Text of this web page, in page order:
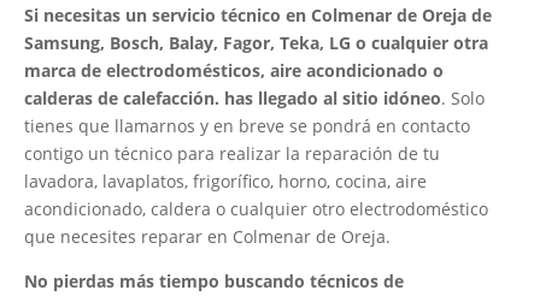
Si necesitas un servicio técnico en Colmenar de Oreja de
Samsung, Bosch, Balay, Fagor, Teka, LG o cualquier otra
marca de electrodomésticos, aire acondicionado o
calderas de calefacción. has llegado al sitio idóneo. Solo
tienes que llamarnos y en breve se pondrá en contacto
contigo un técnico para realizar la reparación de tu
lavadora, lavaplatos, frigorífico, horno, cocina, aire
acondicionado, caldera o cualquier otro electrodoméstico
que necesites reparar en Colmenar de Oreja.
No pierdas más tiempo buscando técnicos de